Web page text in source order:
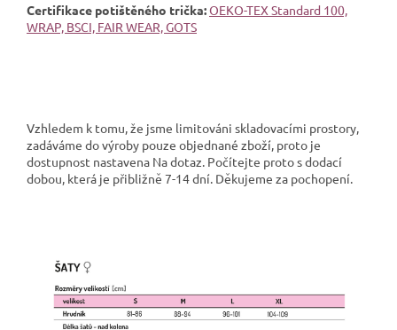
Certifikace potištěného trička:OEKO-TEX Standard 100,
WRAP, BSCI, FAIR WEAR, GOTS
Vzhledem k tomu, že jsme limitováni skladovacími prostory,
zadáváme do výroby pouze objednané zboží, proto je
dostupnost nastavena Na dotaz. Počítejte proto s dodací
dobou, která je přibližně 7-14 dní. Děkujeme za pochopení.